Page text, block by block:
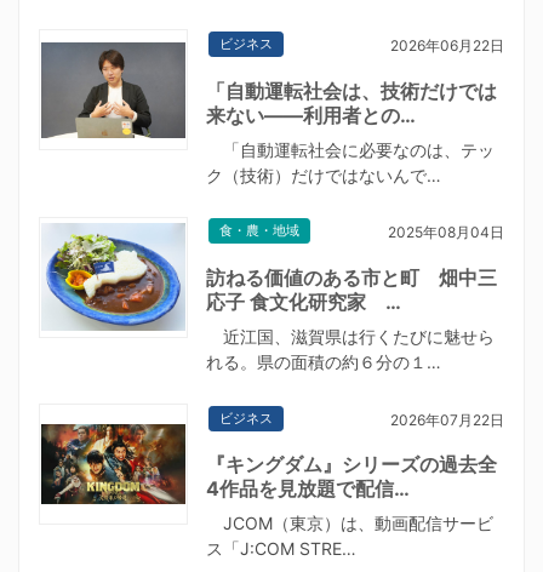
ビジネス 2026年06月22日
「自動運転社会は、技術だけでは
来ない――利用者との…
「自動運転社会に必要なのは、テッ
ク（技術）だけではないんで…
食・農・地域 2025年08月04日
訪ねる価値のある市と町 畑中三
応子 食文化研究家 …
近江国、滋賀県は行くたびに魅せら
れる。県の面積の約６分の１…
ビジネス 2026年07月22日
『キングダム』シリーズの過去全
4作品を見放題で配信…
JCOM（東京）は、動画配信サービ
ス「J:COM STRE…